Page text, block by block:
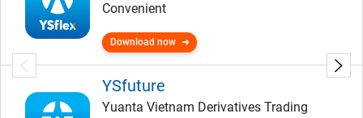
Convenient
Download now
YSfuture
Yuanta Vietnam Derivatives Trading